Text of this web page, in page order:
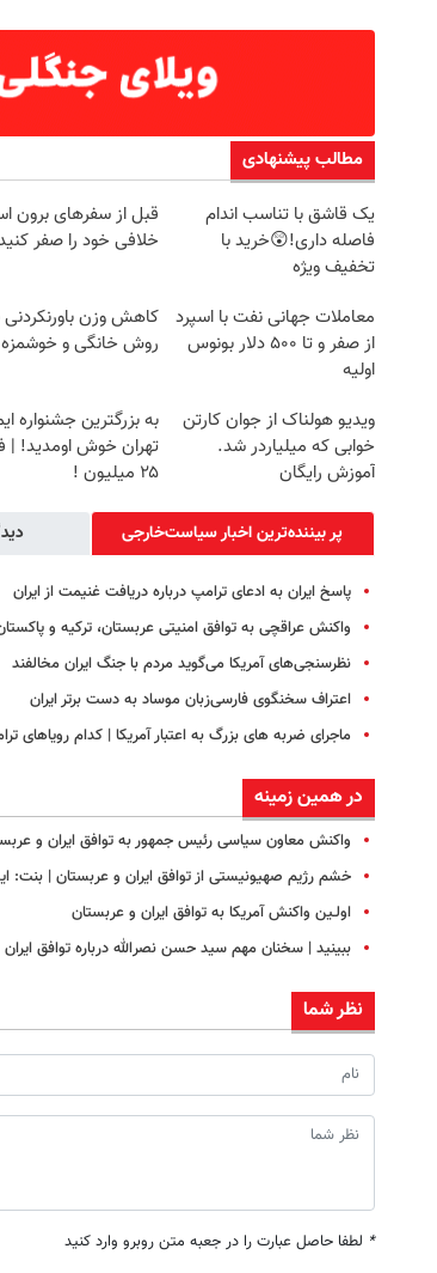
مطالب پیشنهادی
یک قاشق با تناسب اندام
فاصله داری!😲خرید با
تخفیف ویژه
قبل از سفرهای برون
خلافی خود را صفر
معاملات جهانی نفت با اسپرد
از صفر و تا ۵۰۰ دلار بونوس
اولیه
کاهش وزن باورنکردنی
روش خانگی و خوشمزه
ویدیو هولناک از جوان کارتن
خوابی که میلیاردر شد.
آموزش رایگان
به بزرگترین جشنواره
تهران خوش اومدید! |
۲۵ میلیون !
پر بیننده‌ترین اخبار سیاست‌خارجی
پاسخ ایران به ادعای ترامپ درباره دریافت غنیمت از ایران
واکنش عراقچی به توافق امنیتی عربستان، ترکیه و
نظرسنجی‌های آمریکا می‌گوید مردم با جنگ ایران مخالفند
اعتراف سخنگوی فارسی‌زبان موساد به دست برتر ایران
ماجرای ضربه های بزرگ به اعتبار آمریکا | کدام
در همین زمینه
واکنش معاون سیاسی رئیس جمهور به توافق ایران و
خشم رژیم صهیونیستی از توافق ایران و عربستان | بنت:
اولـین واکنش آمریکا به توافق ایران و عربستان
ببینید | سخنان مهم سید حسن نصرالله درباره توافق
نظر شما
* لطفا حاصل عبارت را در جعبه متن روبرو وارد کنید